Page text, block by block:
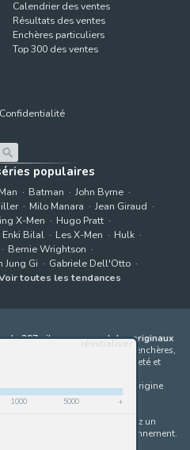
réinitialiser
1000 5000 +
Calendrier des ventes
Résultats des ventes
Enchères particuliers
Top 300 des ventes
Confidentialité
populaires
Batman
John Byrne
Milo Manara
Jean Giraud
X-Men
Hugo Pratt
Enki Bilal Les X-Men
Hulk
Bernie Wrightson
Jung Gi
Gabriele Dell'Otto
toutes les tendances
de 397 sites proposant des originaux
maisons de ventes aux enchères,
Aucun produit ne peut être acheté et
directement sur le site de
entre les contenus, le site d'origine
sont des liens
pour vous) si vous effectuez un
à maintenir le site en fonctionnement.